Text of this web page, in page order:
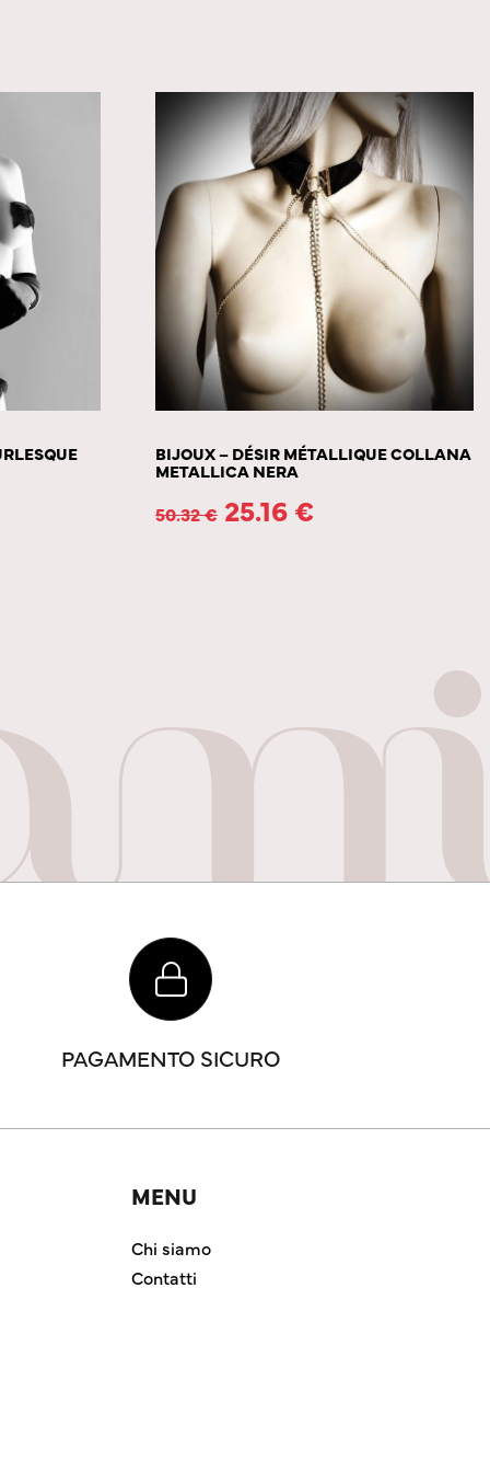
BIJOUX – DÉSIR MÉTALLIQUE COLLANA
METALLICA NERA
50.32€ 25.16 €
PAGAMENTO SICURO
MENU
Chi siamo
Contatti